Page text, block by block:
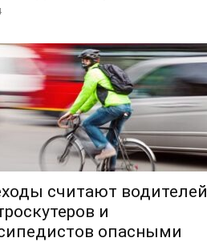
считают водителей
и
опасными